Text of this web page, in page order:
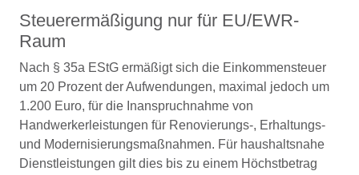
Steuerermäßigung nur für EU/EWR-
Raum
Nach § 35a EStG ermäßigt sich die Einkommensteuer
um 20 Prozent der Aufwendungen, maximal jedoch um
1.200 Euro, für die Inanspruchnahme von
Handwerkerleistungen für Renovierungs-, Erhaltungs-
und Modernisierungsmaßnahmen. Für haushaltsnahe
Dienstleistungen gilt dies bis zu einem Höchstbetrag